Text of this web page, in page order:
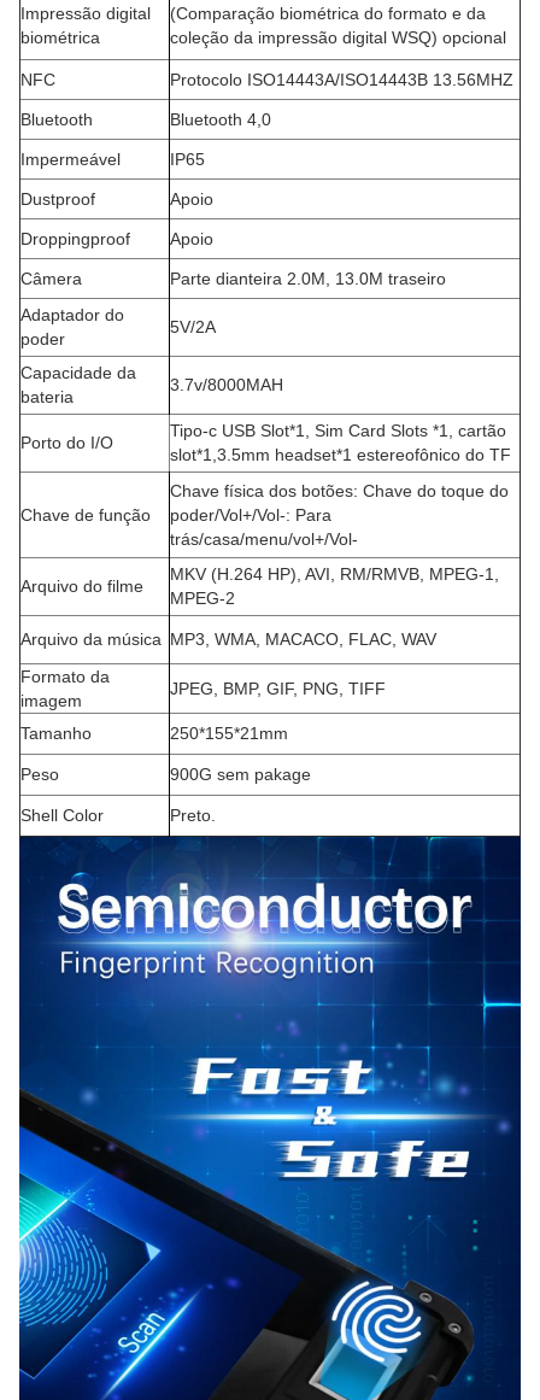
Impressão digital
biométrica
(Comparação biométrica do formato e da
coleção da impressão digital WSQ) opcional
NFC Protocolo ISO14443A/ISO14443B 13.56MHZ
Bluetooth Bluetooth 4,0
Impermeável IP65
Dustproof Apoio
Droppingproof Apoio
Câmera
Parte dianteira 2.0M, 13.0M traseiro
Adaptador do
poder
5V/2A
Capacidade da
bateria
3.7v/8000MAH
Porto do I/O
Tipo-c USB Slot*1, Sim Card Slots *1, cartão
slot*1,3.5mm headset*1 estereofônico do TF
Chave de função
Chave física dos botões: Chave do toque do
poder/Vol+/Vol-: Para
trás/casa/menu/vol+/Vol-
Arquivo do filme
MKV (H.264 HP), AVI, RM/RMVB, MPEG-1,
MPEG-2
Arquivo da música MP3 WMA MACACO FLAC WAV
Formato da
imagem
JPEG BMP, GIF, PNG TIFF
Tamanho 250*155*21mm
Peso 900G sem pakage
Shell Color Preto.